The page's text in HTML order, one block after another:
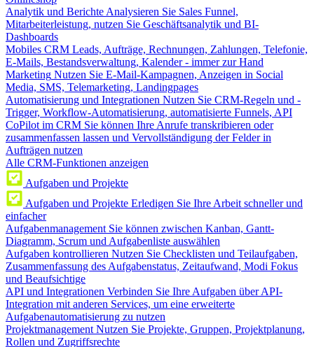
Analytik und Berichte Analysieren Sie Sales Funnel,
Mitarbeiterleistung, nutzen Sie Geschäftsanalytik und BI-
Dashboards
Mobiles CRM Leads, Aufträge, Rechnungen, Zahlungen, Telefonie,
E-Mails, Bestandsverwaltung, Kalender - immer zur Hand
Marketing Nutzen Sie E-Mail-Kampagnen, Anzeigen in Social
Media, SMS, Telemarketing, Landingpages
Automatisierung und Integrationen Nutzen Sie CRM-Regeln und -
Trigger, Workflow-Automatisierung, automatisierte Funnels, API
CoPilot im CRM Sie können Ihre Anrufe transkribieren oder
zusammenfassen lassen und Vervollständigung der Felder in
Aufträgen nutzen
Alle CRM-Funktionen anzeigen
Aufgaben und Projekte
Aufgaben und Projekte Erledigen Sie Ihre Arbeit schneller und
einfacher
Aufgabenmanagement Sie können zwischen Kanban, Gantt-
Diagramm, Scrum und Aufgabenliste auswählen
Aufgaben kontrollieren Nutzen Sie Checklisten und Teilaufgaben,
Zusammenfassung des Aufgabenstatus, Zeitaufwand, Modi Fokus
und Beaufsichtige
API und Integrationen Verbinden Sie Ihre Aufgaben über API-
Integration mit anderen Services, um eine erweiterte
Aufgabenautomatisierung zu nutzen
Projektmanagement Nutzen Sie Projekte, Gruppen, Projektplanung,
Rollen und Zugriffsrechte